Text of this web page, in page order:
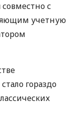
совместно с
учетную
гораздо